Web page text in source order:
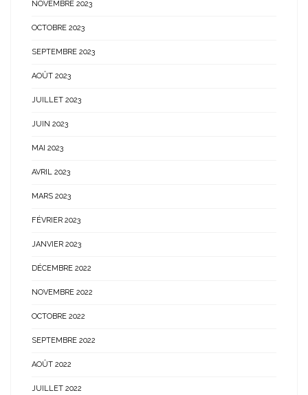
NOVEMBRE 2023
OCTOBRE 2023
SEPTEMBRE 2023
AOÛT 2023
JUILLET 2023
JUIN 2023
MAI 2023
AVRIL 2023
MARS 2023
FÉVRIER 2023
JANVIER 2023
DÉCEMBRE 2022
NOVEMBRE 2022
OCTOBRE 2022
SEPTEMBRE 2022
AOÛT 2022
JUILLET 2022